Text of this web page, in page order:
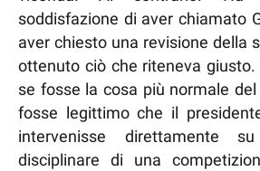
soddisfazione di aver chiamato
aver chiesto una revisione della
ottenuto ciò che riteneva
se fosse la cosa più normale
fosse legittimo che il
intervenisse direttamente
disciplinare di una